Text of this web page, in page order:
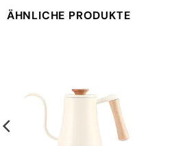
ÄHNLICHE PRODUKTE